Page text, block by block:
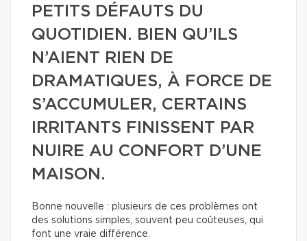
PETITS DÉFAUTS DU
QUOTIDIEN. BIEN QU’ILS
N’AIENT RIEN DE
DRAMATIQUES, À FORCE DE
S’ACCUMULER, CERTAINS
IRRITANTS FINISSENT PAR
NUIRE AU CONFORT D’UNE
MAISON.
Bonne nouvelle : plusieurs de ces problèmes ont
des solutions simples, souvent peu coûteuses, qui
font une vraie différence.